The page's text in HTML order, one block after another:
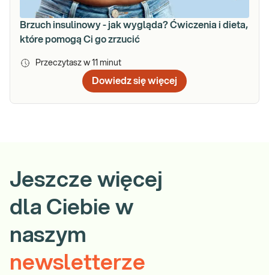
Brzuch insulinowy - jak wygląda? Ćwiczenia i dieta,
które pomogą Ci go zrzucić
Przeczytasz w 11 minut
Dowiedz się więcej
Jeszcze więcej
dla Ciebie w
naszym
newsletterze